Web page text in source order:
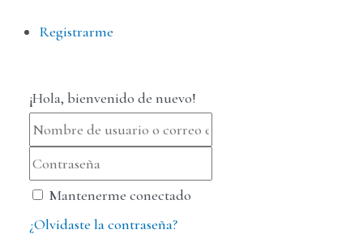
MenúRegistrarme
¡Hola, bienvenido de nuevo!
Mantenerme conectado
¿Olvidaste la contraseña?